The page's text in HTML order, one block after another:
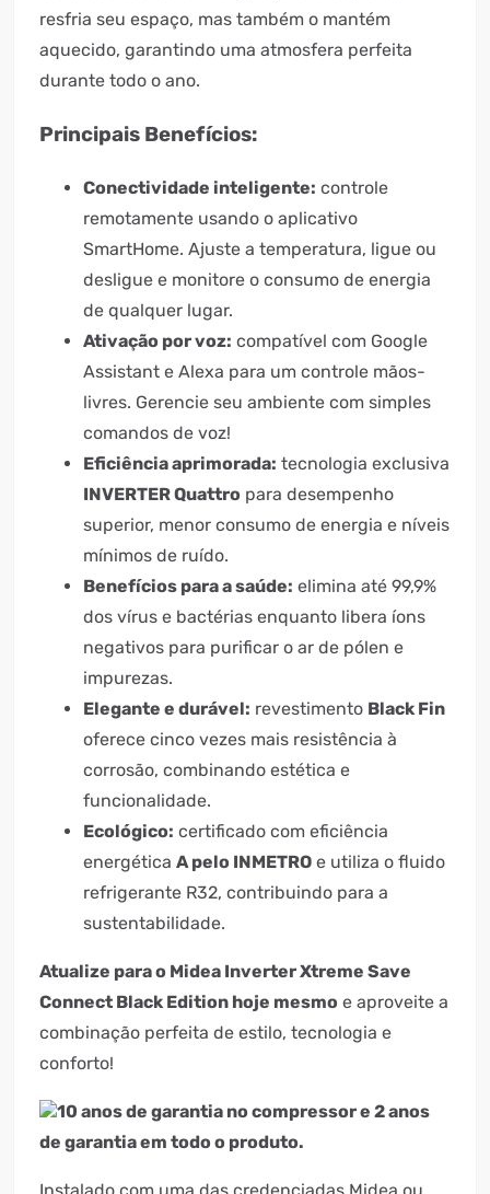
resfria seu espaço, mas também o mantém
aquecido, garantindo uma atmosfera perfeita
durante todo o ano.
Principais Benefícios:
Conectividade inteligente: controle
remotamente usando o aplicativo
SmartHome. Ajuste a temperatura, ligue ou
desligue e monitore o consumo de energia
de qualquer lugar.
Ativação por voz: compatível com Google
Assistant e Alexa para um controle mãos-
livres. Gerencie seu ambiente com simples
comandos de voz!
Eficiência aprimorada: tecnologia exclusiva
INVERTER Quattro para desempenho
superior, menor consumo de energia e níveis
mínimos de ruído.
Benefícios para a saúde: elimina até 99,9%
dos vírus e bactérias enquanto libera íons
negativos para purificar o ar de pólen e
impurezas.
Elegante e durável: revestimento Black Fin
oferece cinco vezes mais resistência à
corrosão, combinando estética e
funcionalidade.
Ecológico: certificado com eficiência
energética A pelo INMETRO e utiliza o fluido
refrigerante R32, contribuindo para a
sustentabilidade.
Atualize para o Midea Inverter Xtreme Save
Connect Black Edition hoje mesmo e aproveite a
combinação perfeita de estilo, tecnologia e
conforto!
10 anos de garantia no compressor e 2 anos
de garantia em todo o produto.